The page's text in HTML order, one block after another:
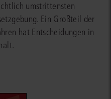
umstrittensten
Ein Großteil der
hat Entscheidungen in